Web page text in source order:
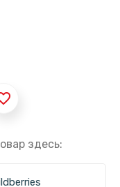
здесь: